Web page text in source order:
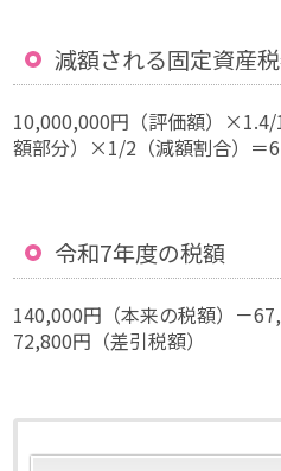
減額される固定資産
10,000,000円（評価額）
額部分）×1/2（減額割合）＝
令和7年度の税額
140,000円（本来の税額）－
72,800円（差引税額）